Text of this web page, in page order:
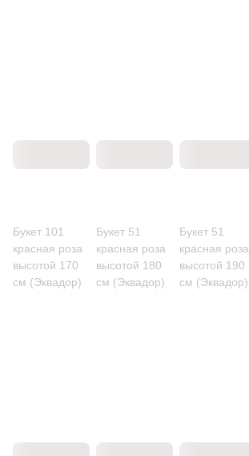
Букет 101
красная роза
высотой 170
см (Эквадор)
Букет 51
красная роза
высотой 180
см (Эквадор)
Букет 51
красная роза
высотой 190
см (Эквадор)